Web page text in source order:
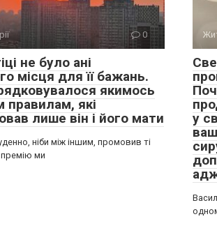
0
не було ані
місця для її бажань.
якимось
правилам, які
лише він і його мати
ніби між іншим, промовив ті
ми
у